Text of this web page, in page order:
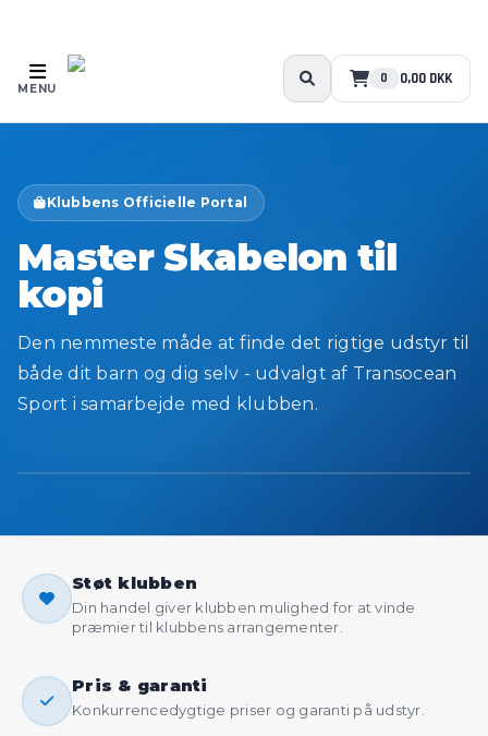
MENU
0 0,00 DKK
Klubbens Officielle Portal
Master Skabelon til
kopi
Den nemmeste måde at finde det rigtige udstyr til
både dit barn og dig selv - udvalgt af Transocean
Sport i samarbejde med klubben.
EKSKLUSIVE
MEDLEMSFORDELE
Støt klubben
Din handel giver klubben mulighed for at vinde
præmier til klubbens arrangementer.
Pris & garanti
Konkurrencedygtige priser og garanti på udstyr.